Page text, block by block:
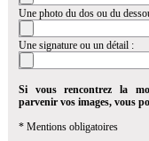
Une photo du dos ou du
Une signature ou un détail :
Si vous rencontrez la
parvenir vos images, vous
* Mentions obligatoires